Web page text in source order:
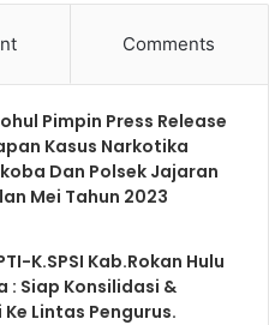
Comments
Pimpin Press Release
Kasus Narkotika
Dan Polsek Jajaran
Mei Tahun 2023
K.SPSI Kab.Rokan Hulu
: Siap Konsilidasi &
Lintas Pengurus.